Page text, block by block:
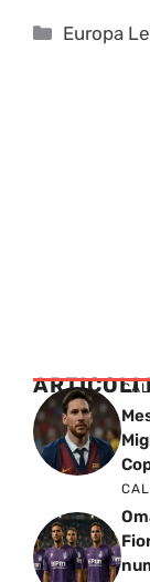
Categorie
Europa
ARTICOLI